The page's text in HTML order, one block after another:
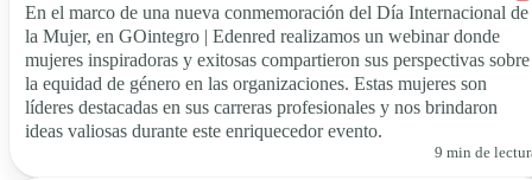
En el marco de una nueva conmemoración del Día Internacional de
la Mujer, en GOintegro | Edenred realizamos un webinar donde
mujeres inspiradoras y exitosas compartieron sus perspectivas sobre
la equidad de género en las organizaciones. Estas mujeres son
líderes destacadas en sus carreras profesionales y nos brindaron
ideas valiosas durante este enriquecedor evento.
9 min de